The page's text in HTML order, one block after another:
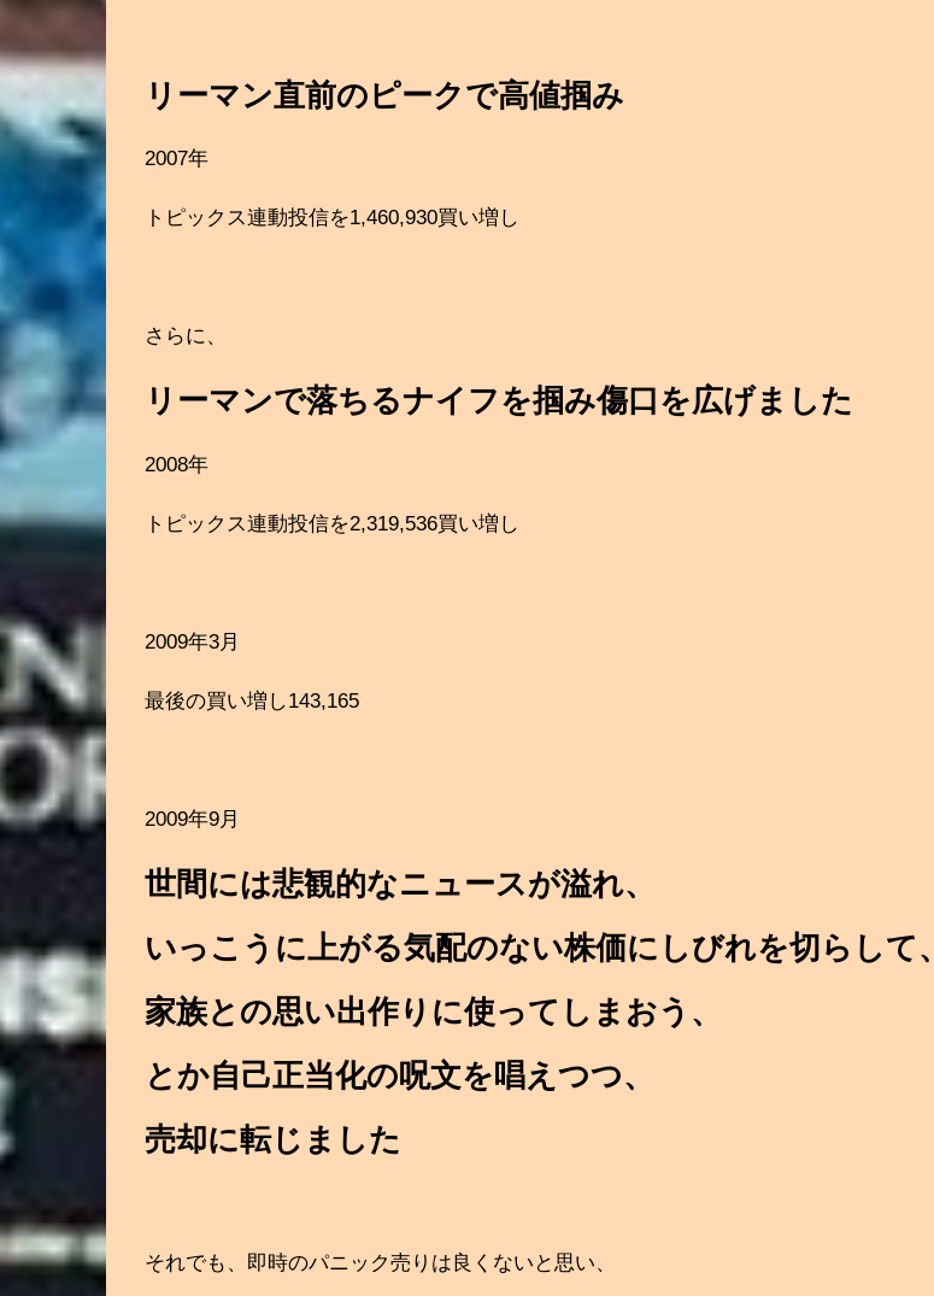
リーマン直前のピークで高値掴み
2007年
トピックス連動投信を1,460,930買い増し
さらに、
リーマンで落ちるナイフを掴み傷口を広げました
2008年
トピックス連動投信を2,319,536買い増し
2009年3月
最後の買い増し143,165
2009年9月
世間には悲観的なニュースが溢れ、
いっこうに上がる気配のない株価にしびれを切らして、
家族との思い出作りに使ってしまおう、
とか自己正当化の呪文を唱えつつ、
売却に転じました
それでも、即時のパニック売りは良くないと思い、